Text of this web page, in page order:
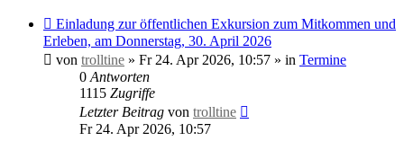
Neuer
Beitrag
Einladung zur öffentlichen Exkursion zum Mitkommen und
Erleben, am Donnerstag, 30. April 2026
von trolltine » Fr 24. Apr 2026, 10:57 » in Termine
0 Antworten
1115 Zugriffe
Letzter Beitrag von trolltine
Fr 24. Apr 2026, 10:57